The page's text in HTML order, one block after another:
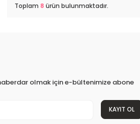
Toplam 8 ürün bulunmaktadır.
olmak için e-bültenimize abone
KAYIT OL